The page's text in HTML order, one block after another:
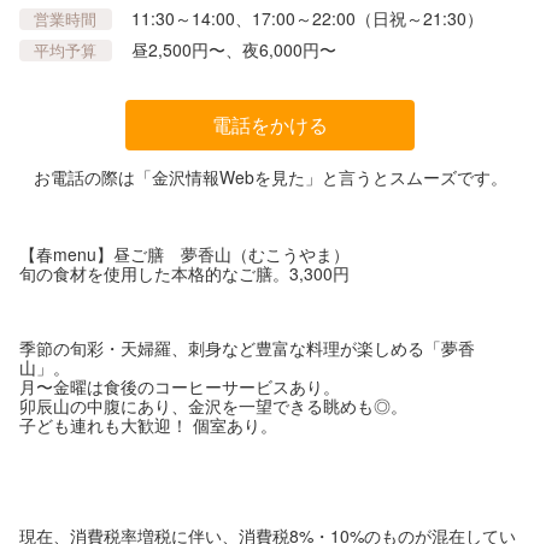
営業時間 11:30～14:00、17:00～22:00（日祝～21:30）
平均予算 昼2,500円〜、夜6,000円〜
電話をかける
お電話の際は「金沢情報Webを見た」と言うとスムーズです。
【春menu】昼ご膳 夢香山（むこうやま）
旬の食材を使用した本格的なご膳。3,300円
季節の旬彩・天婦羅、刺身など豊富な料理が楽しめる「夢香
山」。
月〜金曜は食後のコーヒーサービスあり。
卯辰山の中腹にあり、金沢を一望できる眺めも◎。
子ども連れも大歓迎！ 個室あり。
現在、消費税率増税に伴い、消費税8%・10%のものが混在してい